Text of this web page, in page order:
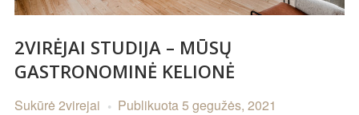
2VIRĖJAI STUDIJA – MŪSŲ
GASTRONOMINĖ KELIONĖ
Sukūrė 2virejai Publikuota5 gegužės, 2021